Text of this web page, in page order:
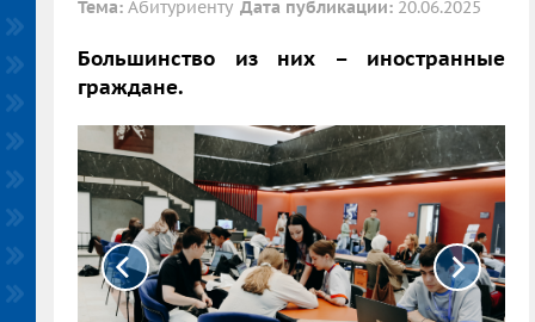
Тема: Абитуриенту Дата публикации: 20.06.2025
Большинство из них – иностранные
граждане.